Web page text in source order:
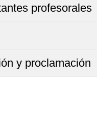
profesorales
y proclamación